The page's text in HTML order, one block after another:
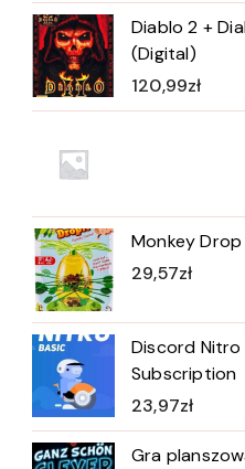
Diablo 2 +
(Digital)
120,99zł
Monkey Drop
29,57zł
Discord Nitro
Subscription
23,97zł
Gra